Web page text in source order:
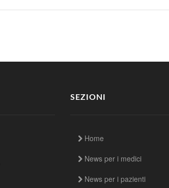
SEZIONI
Home
News per i medici
News per i pazienti